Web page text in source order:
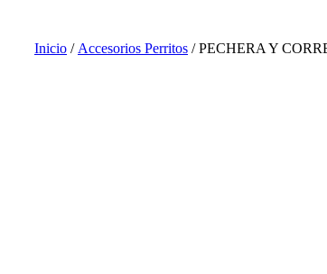
Inicio / Accesorios Perritos / PECHERA Y